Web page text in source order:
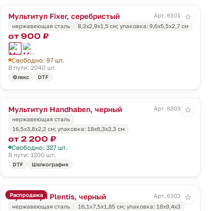
Мультитул Fixer, серебристый
Арт. 63014.10
нержавеющая сталь
8,3x2,9x1,5 см; упаковка: 9,6х5,5х2,7 см
от 900 ₽
Свободно: 97 шт.
В пути: 2040 шт.
Флекс DTF
☆
Мультитул Handhaben, черный
Арт. 63030.30
нержавеющая сталь
16,5x3,8x2,2 см; упаковка: 18x6,3x3,3 см
от 2 200 ₽
Свободно: 327 шт.
В пути: 1200 шт.
DTF Шелкография
☆
Распродажа
Мультитул Plentis, черный
Арт. 63031.30
нержавеющая сталь
16,1х7,5х1,85 см; упаковка: 18x9,4x3
☆